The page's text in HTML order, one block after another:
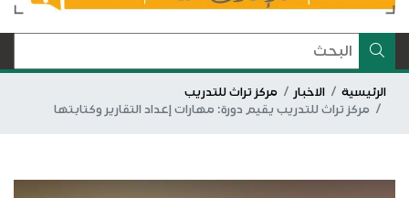
الرئيسية الاخبار
مركز تراث للتدريب
مركز تراث للتدريب يقيم دورة: مهارات إعداد التقارير وكتابتها